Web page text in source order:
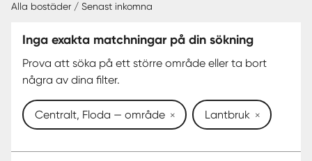
Alla bostäder / Senast inkomna
Inga exakta matchningar på din sökning
Prova att söka på ett större område eller ta bort
några av dina filter.
Centralt, Floda — område Lantbruk